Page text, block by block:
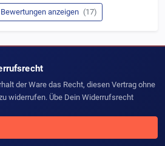
anzeigen (17)
der Ware das Recht, diesen Vertrag ohne
widerrufen. Übe Dein Widerrufsrecht